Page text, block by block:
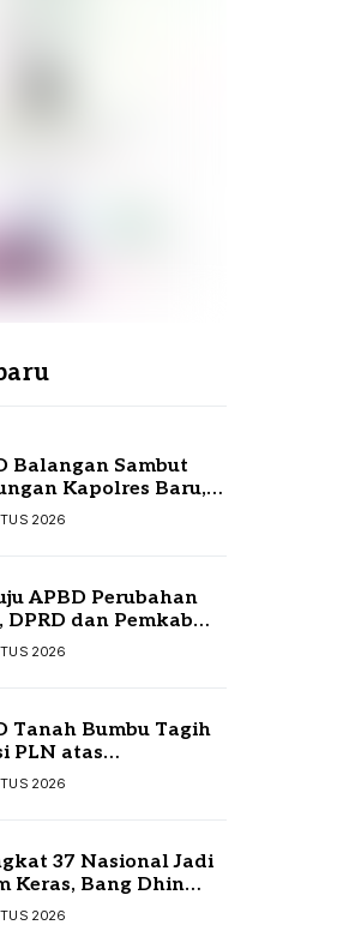
Balangan Sambut
Kapolres Baru,
Sinergi
2026
APBD Perubahan
DPRD dan Pemkab
Bumbu Resmi
2026
Tanah Bumbu Tagih
PLN atas
Listrik,
2026
37 Nasional Jadi
Keras, Bang Dhin
Evaluasi Total
2026